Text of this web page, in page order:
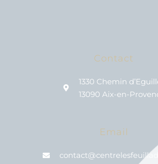
Contact
1330 Chemin
13090 Aix-en-
Email